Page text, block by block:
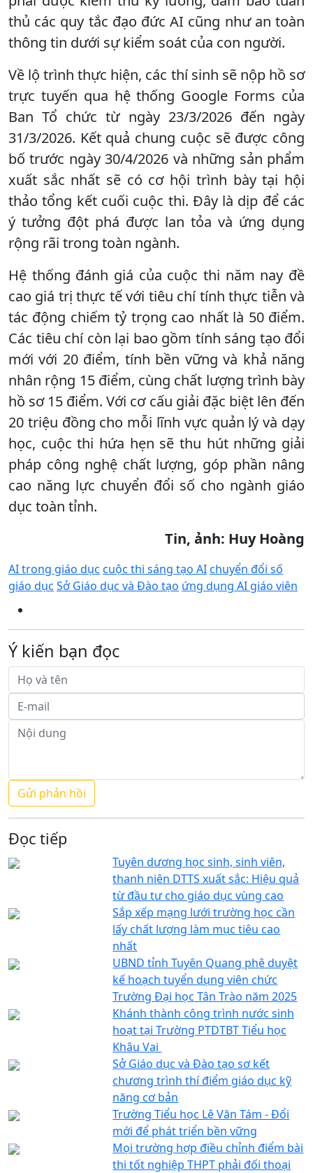
thủ các quy tắc đạo đức AI cũng như an toàn
thông tin dưới sự kiểm soát của con người.
​Về lộ trình thực hiện, các thí sinh sẽ nộp hồ sơ
trực tuyến qua hệ thống Google Forms của
Ban Tổ chức từ ngày 23/3/2026 đến ngày
31/3/2026. Kết quả chung cuộc sẽ được công
bố trước ngày 30/4/2026 và những sản phẩm
xuất sắc nhất sẽ có cơ hội trình bày tại hội
thảo tổng kết cuối cuộc thi. Đây là dịp để các
ý tưởng đột phá được lan tỏa và ứng dụng
rộng rãi trong toàn ngành.
​Hệ thống đánh giá của cuộc thi năm nay đề
cao giá trị thực tế với tiêu chí tính thực tiễn và
tác động chiếm tỷ trọng cao nhất là 50 điểm.
Các tiêu chí còn lại bao gồm tính sáng tạo đổi
mới với 20 điểm, tính bền vững và khả năng
nhân rộng 15 điểm, cùng chất lượng trình bày
hồ sơ 15 điểm. Với cơ cấu giải đặc biệt lên đến
20 triệu đồng cho mỗi lĩnh vực quản lý và dạy
học, cuộc thi hứa hẹn sẽ thu hút những giải
pháp công nghệ chất lượng, góp phần nâng
cao năng lực chuyển đổi số cho ngành giáo
dục toàn tỉnh.
Tin, ảnh: Huy Hoàng
AI trong giáo dục cuộc thi sáng tạo AIchuyển đổi số
giáo dục Sở Giáo dục và Đào tạo ứng dụng AI giáo viên
Ý kiến bạn đọc
Đọc tiếp
Tuyên dương học sinh, sinh viên,
thanh niên DTTS xuất sắc: Hiệu quả
từ đầu tư cho giáo dục vùng cao
Sắp xếp mạng lưới trường học cần
lấy chất lượng làm mục tiêu cao
nhất
UBND tỉnh Tuyên Quang phê duyệt
kế hoạch tuyển dụng viên chức
Trường Đại học Tân Trào năm 2025
Khánh thành công trình nước sinh
hoạt tại Trường PTDTBT Tiểu học
Khâu Vai
Sở Giáo dục và Đào tạo sơ kết
chương trình thí điểm giáo dục kỹ
năng cơ bản
Trường Tiểu học Lê Văn Tám - Đổi
mới để phát triển bền vững
Mọi trường hợp điều chỉnh điểm bài
thi tốt nghiệp THPT phải đối thoại